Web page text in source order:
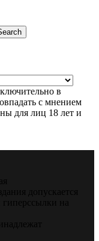
в
с мнением
для лиц 18 лет и
допускается
на